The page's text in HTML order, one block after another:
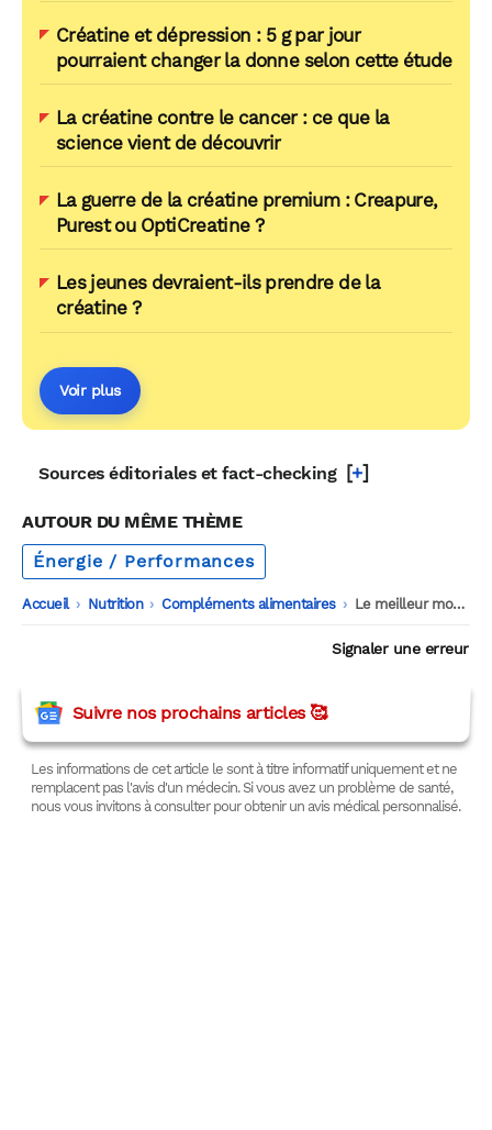
Créatine et dépression : 5 g par jour
pourraient changer la donne selon cette étude
La créatine contre le cancer : ce que la
science vient de découvrir
La guerre de la créatine premium : Creapure,
Purest ou OptiCreatine ?
Les jeunes devraient-ils prendre de la
créatine ?
Voir plus
Sources éditoriales et fact-checking [+]
AUTOUR DU MÊME THÈME
Énergie / Performances
Accueil -
Nutrition -
Compléments alimentaires -
Le meilleur moment pour prendre de la créatine selon les experts
Signaler une erreur
Suivre nos prochains articles 🥰
Les informations de cet article le sont à titre informatif uniquement et ne
remplacent pas l'avis d'un médecin. Si vous avez un problème de santé,
nous vous invitons à consulter pour obtenir un avis médical personnalisé.